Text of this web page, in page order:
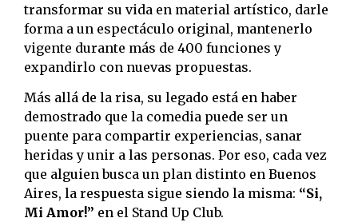
transformar su vida en material artístico, darle
forma a un espectáculo original, mantenerlo
vigente durante más de 400 funciones y
expandirlo con nuevas propuestas.
Más allá de la risa, su legado está en haber
demostrado que la comedia puede ser un
puente para compartir experiencias, sanar
heridas y unir a las personas. Por eso, cada vez
que alguien busca un plan distinto en Buenos
Aires, la respuesta sigue siendo la misma: “Si,
Mi Amor!” en el Stand Up Club.